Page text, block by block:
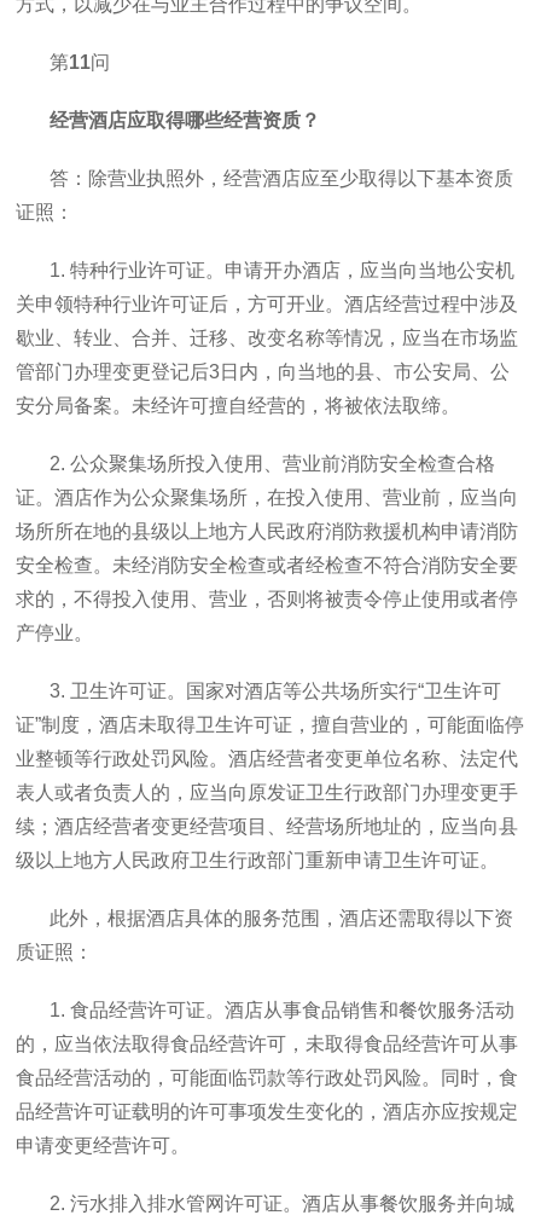
方式，以减少在与业主合作过程中的争议空间。
第11问
经营酒店应取得哪些经营资质？
答：除营业执照外，经营酒店应至少取得以下基本资质
证照：
1. 特种行业许可证。申请开办酒店，应当向当地公安机
关申领特种行业许可证后，方可开业。酒店经营过程中涉及
歇业、转业、合并、迁移、改变名称等情况，应当在市场监
管部门办理变更登记后3日内，向当地的县、市公安局、公
安分局备案。未经许可擅自经营的，将被依法取缔。
2. 公众聚集场所投入使用、营业前消防安全检查合格
证。酒店作为公众聚集场所，在投入使用、营业前，应当向
场所所在地的县级以上地方人民政府消防救援机构申请消防
安全检查。未经消防安全检查或者经检查不符合消防安全要
求的，不得投入使用、营业，否则将被责令停止使用或者停
产停业。
3. 卫生许可证。国家对酒店等公共场所实行“卫生许可
证”制度，酒店未取得卫生许可证，擅自营业的，可能面临停
业整顿等行政处罚风险。酒店经营者变更单位名称、法定代
表人或者负责人的，应当向原发证卫生行政部门办理变更手
续；酒店经营者变更经营项目、经营场所地址的，应当向县
级以上地方人民政府卫生行政部门重新申请卫生许可证。
此外，根据酒店具体的服务范围，酒店还需取得以下资
质证照：
1. 食品经营许可证。酒店从事食品销售和餐饮服务活动
的，应当依法取得食品经营许可，未取得食品经营许可从事
食品经营活动的，可能面临罚款等行政处罚风险。同时，食
品经营许可证载明的许可事项发生变化的，酒店亦应按规定
申请变更经营许可。
2. 污水排入排水管网许可证。酒店从事餐饮服务并向城